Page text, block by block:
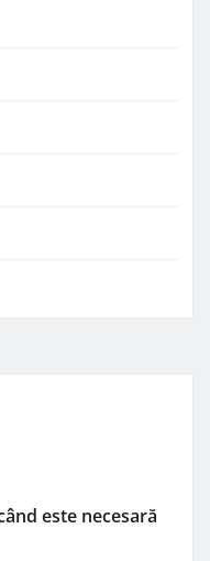
este necesară